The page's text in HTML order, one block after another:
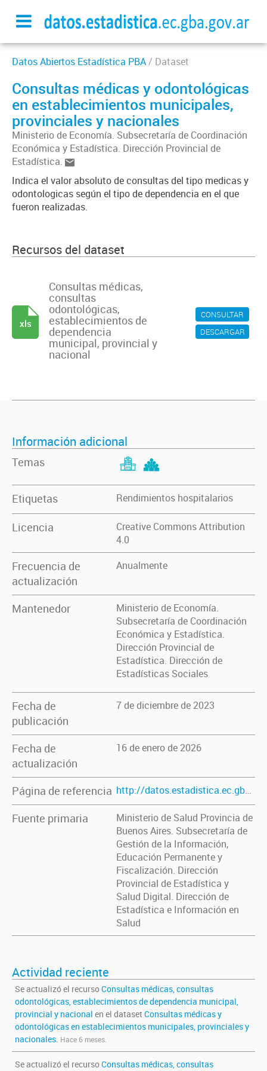
Datos Abiertos Estadística PBA/ Dataset
Consultas médicas y odontológicas
en establecimientos municipales,
provinciales y nacionales
Ministerio de Economía. Subsecretaría de Coordinación
Económica y Estadística. Dirección Provincial de
Estadística.
Indica el valor absoluto de consultas del tipo medicas y
odontologicas según el tipo de dependencia en el que
fueron realizadas.
Recursos del dataset
CONSULTAR
DESCARGAR
Consultas médicas,
consultas
odontológicas,
establecimientos de
dependencia
municipal, provincial y
nacional
xls
Información adicional
Temas
Etiquetas Rendimientos hospitalarios
Licencia
Creative Commons Attribution
4.0
Frecuencia de
actualización
Anualmente
Mantenedor
Ministerio de Economía.
Subsecretaría de Coordinación
Económica y Estadística.
Dirección Provincial de
Estadística. Dirección de
Estadísticas Sociales
Fecha de
publicación
7 de diciembre de 2023
Fecha de
actualización
16 de enero de 2026
Página de referencia http://datos.estadistica.ec.gba.gov.ar/dataset/consultas-medicas-y-odontologicas-en-establecimientos-municipales-provinciales-y-nacionales
Fuente primaria
Ministerio de Salud Provincia de
Buenos Aires. Subsecretaría de
Gestión de la Información,
Educación Permanente y
Fiscalización. Dirección
Provincial de Estadística y
Salud Digital. Dirección de
Estadística e Información en
Salud
Actividad reciente
Se actualizó el recursoConsultas médicas, consultas
odontológicas, establecimientos de dependencia municipal,
provincial y nacional en el dataset Consultas médicas y
odontológicas en establecimientos municipales, provinciales y
nacionales. Hace 6 meses.
Se actualizó el recursoConsultas médicas, consultas